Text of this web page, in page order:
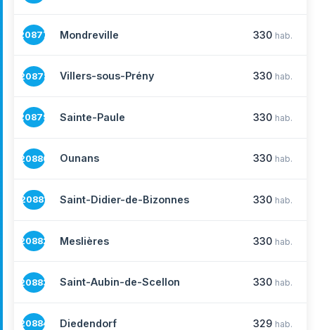
20877 Mondreville 330 hab.
20878 Villers-sous-Prény 330 hab.
20879 Sainte-Paule 330 hab.
20880 Ounans 330 hab.
20881 Saint-Didier-de-Bizonnes 330 hab.
20882 Meslières 330 hab.
20883 Saint-Aubin-de-Scellon 330 hab.
20884 Diedendorf 329 hab.